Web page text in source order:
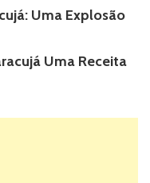
Uma Explosão
Uma Receita